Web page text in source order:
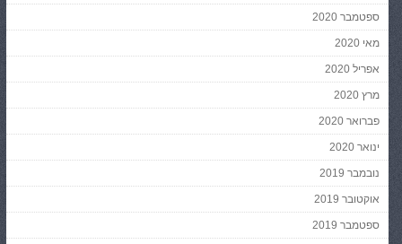
ספטמבר 2020
מאי 2020
אפריל 2020
מרץ 2020
פברואר 2020
ינואר 2020
נובמבר 2019
אוקטובר 2019
ספטמבר 2019